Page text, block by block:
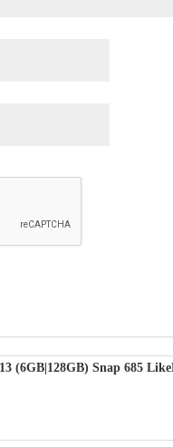
trợ
2023 và chắc chắn sẽ gây
(6GB|128GB) Snap 685